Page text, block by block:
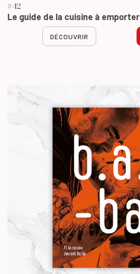
#42
Le guide de la cuisine à emporter
DÉCOUVRIR